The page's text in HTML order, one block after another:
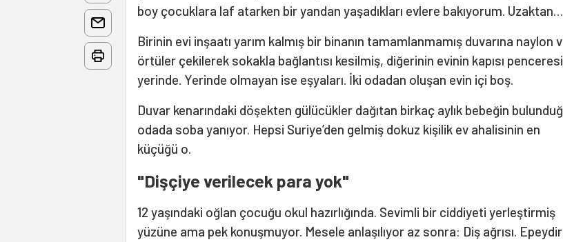
boy çocuklara laf atarken bir yandan yaşadıkları evlere bakıyorum. Uzaktan…
Birinin evi inşaatı yarım kalmış bir binanın tamamlanmamış duvarına naylon
örtüler çekilerek sokakla bağlantısı kesilmiş, diğerinin evinin kapısı penceresi
yerinde. Yerinde olmayan ise eşyaları. İki odadan oluşan evin içi boş.
Duvar kenarındaki döşekten gülücükler dağıtan birkaç aylık bebeğin
odada soba yanıyor. Hepsi Suriye’den gelmiş dokuz kişilik ev ahalisinin en
küçüğü o.
"Dişçiye verilecek para yok"
12 yaşındaki oğlan çocuğu okul hazırlığında. Sevimli bir ciddiyeti yerleştirmiş
yüzüne ama pek konuşmuyor. Mesele anlaşılıyor az sonra: Diş ağrısı.